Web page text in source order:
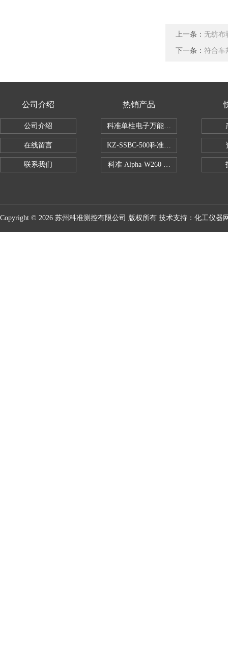
上一条： 无纺布
下一条： 符合车
公司介绍
公司介绍
在线留言
联系我们
热销产品
科准单柱电子万能拉力机KZ-SSBC-500
KZ-SSBC-500科准单柱电子万能试验
科准 Alpha-W260 半导体全自动推拉
Copyright © 2026 苏州科准测控有限公司 版权所有 技术支持： 化工仪器